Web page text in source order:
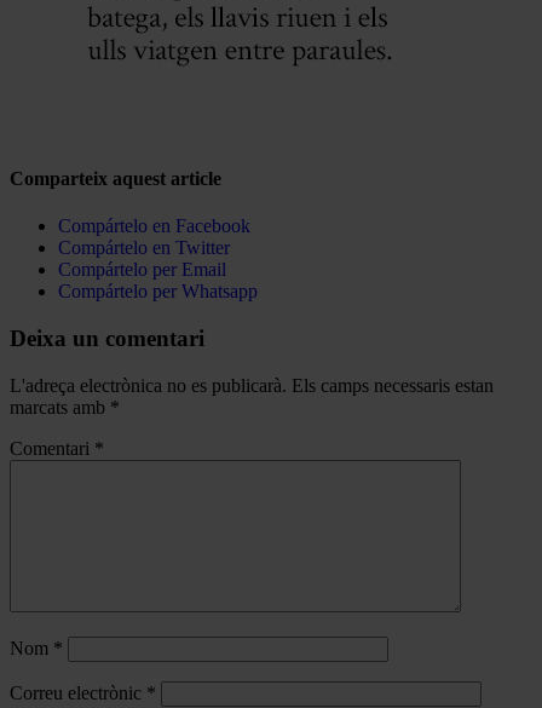
Comparteix aquest article
Compártelo en Facebook
Compártelo en Twitter
Compártelo per Email
Compártelo per Whatsapp
Deixa un comentari
L'adreça electrònica no es publicarà. Els camps necessaris estan
marcats amb *
Comentari *
Nom *
Correu electrònic *